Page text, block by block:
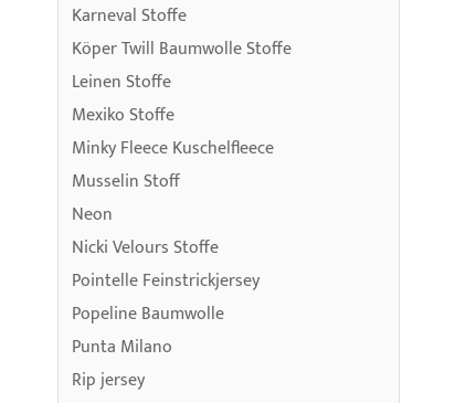
Karneval Stoffe
Köper Twill Baumwolle Stoffe
Leinen Stoffe
Mexiko Stoffe
Minky Fleece Kuschelfleece
Musselin Stoff
Neon
Nicki Velours Stoffe
Pointelle Feinstrickjersey
Popeline Baumwolle
Punta Milano
Rip jersey